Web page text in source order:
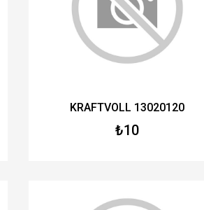
KRAFTVOLL 13020120
₺10